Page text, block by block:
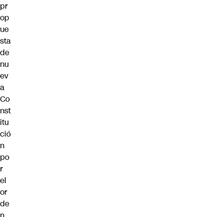
pr
op
ue
sta
de
nu
ev
a
Co
nst
itu
ció
n
po
r
el
or
de